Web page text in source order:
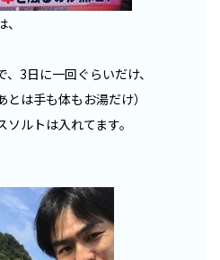
、3日に一回ぐらいだけ、
は手も体もお湯だけ）
ルトは入れてます。